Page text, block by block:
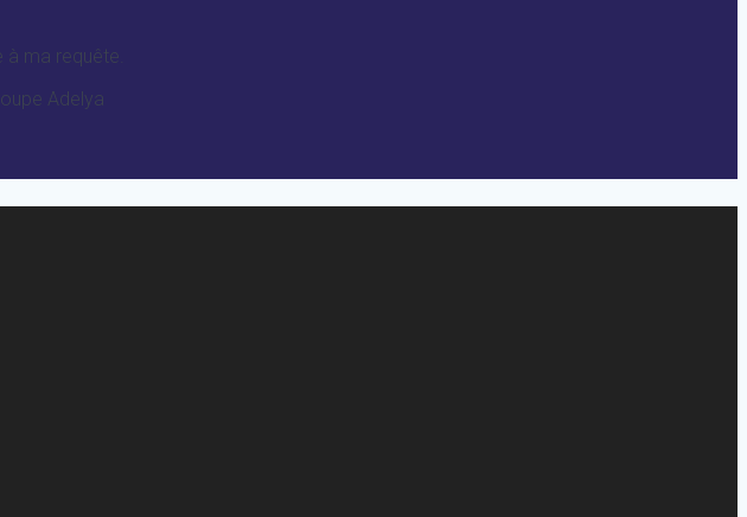
ma requête.
Adelya